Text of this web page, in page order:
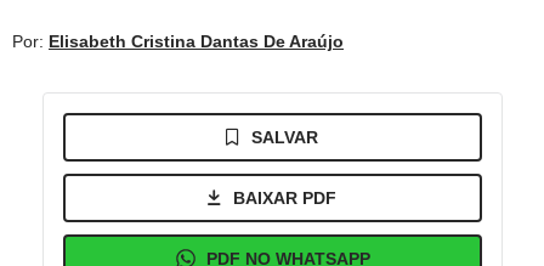
Por: Elisabeth Cristina Dantas De Araújo
SALVAR
BAIXAR PDF
PDF NO WHATSAPP